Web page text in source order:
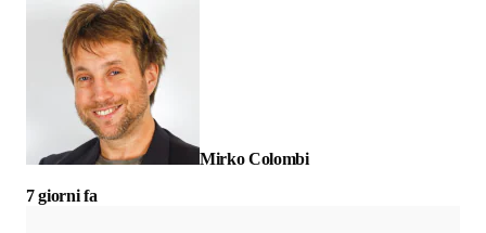
Mirko Colombi
7 giorni fa